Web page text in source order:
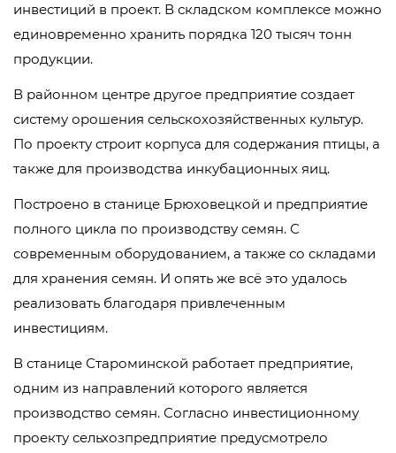
инвестиций в проект. В складском комплексе можно
единовременно хранить порядка 120 тысяч тонн
продукции.
В районном центре другое предприятие создает
систему орошения сельскохозяйственных культур.
По проекту строит корпуса для содержания птицы, а
также для производства инкубационных яиц.
Построено в станице Брюховецкой и предприятие
полного цикла по производству семян. С
современным оборудованием, а также со складами
для хранения семян. И опять же всё это удалось
реализовать благодаря привлеченным
инвестициям.
В станице Староминской работает предприятие,
одним из направлений которого является
производство семян. Согласно инвестиционному
проекту сельхозпредприятие предусмотрело